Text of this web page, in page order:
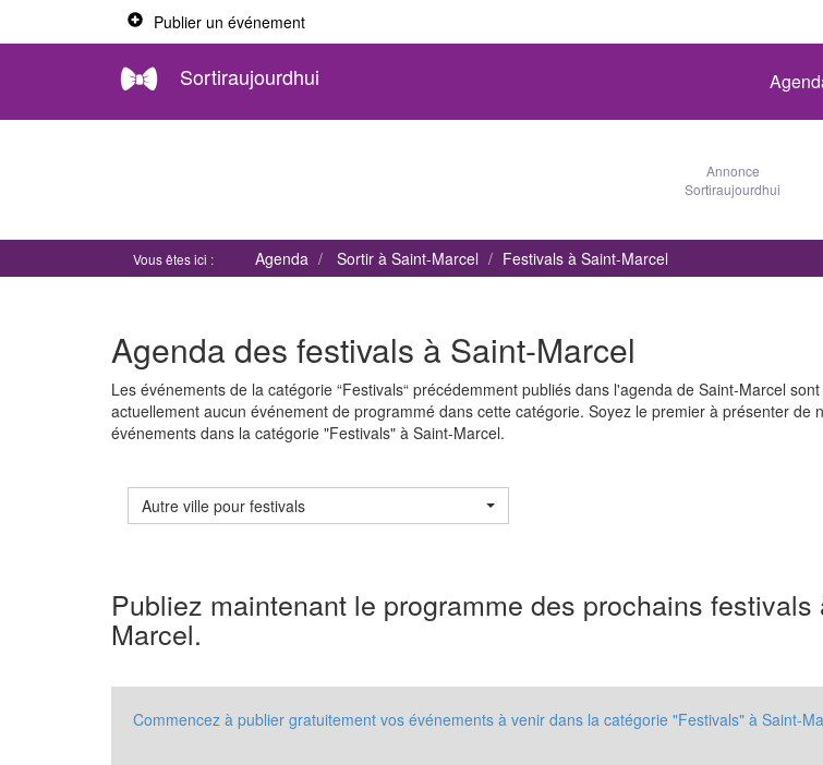
Publier un événement
Sortiraujourdhui
Annonce
Sortiraujourdhui
Vous êtes ici : Agenda Sortir à Saint-Marcel Festivals à Saint-Marcel
Agenda des festivals à Saint-Marcel
Les événements de la catégorie “Festivals“ précédemment publiés dans l'agenda de Saint-Marcel
actuellement aucun événement de programmé dans cette catégorie. Soyez le premier à présenter de
événements dans la catégorie "Festivals" à Saint-Marcel.
Autre ville pour festivals
Publiez maintenant le programme des prochains festivals
Marcel.
Commencez à publier gratuitement vos événements à venir dans la catégorie "Festivals" à Saint-